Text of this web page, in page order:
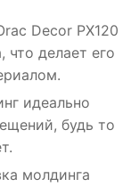
Decor PX120
что делает его
идеально
будь то
молдинга